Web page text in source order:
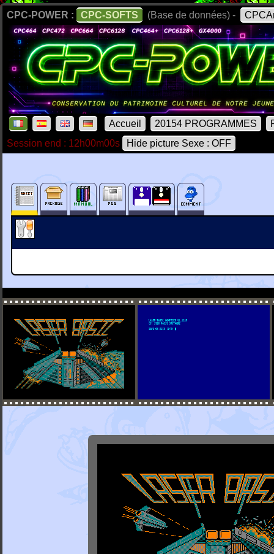
CPC-POWER : CPC-SOFTS (Base de données) -
Accueil 20154 PROGRAMMES
Session end : 12h00m00s
Hide picture Sexe : OFF